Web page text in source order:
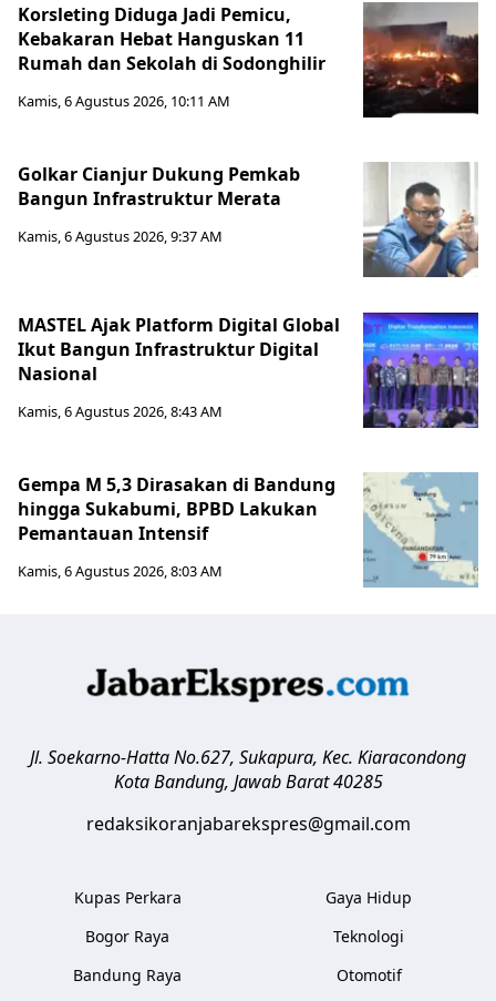
Korsleting Diduga Jadi Pemicu,
Kebakaran Hebat Hanguskan 11
Rumah dan Sekolah di Sodonghilir
Kamis, 6 Agustus 2026, 10:11 AM
Golkar Cianjur Dukung Pemkab
Bangun Infrastruktur Merata
Kamis, 6 Agustus 2026, 9:37 AM
MASTEL Ajak Platform Digital Global
Ikut Bangun Infrastruktur Digital
Nasional
Kamis, 6 Agustus 2026, 8:43 AM
Gempa M 5,3 Dirasakan di Bandung
hingga Sukabumi, BPBD Lakukan
Pemantauan Intensif
Kamis, 6 Agustus 2026, 8:03 AM
Jl. Soekarno-Hatta No.627, Sukapura, Kec. Kiaracondong
Kota Bandung, Jawab Barat 40285
redaksikoranjabarekspres@gmail.com
Kupas Perkara
Bogor Raya
Bandung Raya
Gaya Hidup
Teknologi
Otomotif